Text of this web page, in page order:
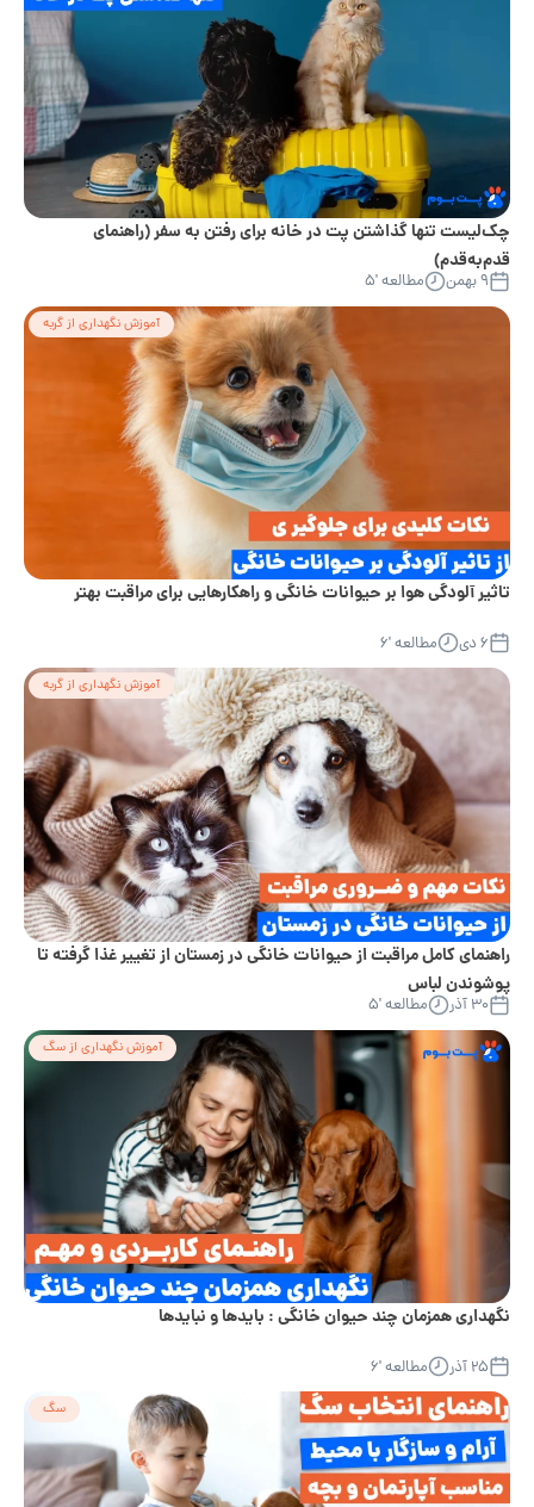
چک‌لیست تنها گذاشتن پت در خانه برای رفتن به سفر (راهنمای
قدم‌به‌قدم)
۹ بهمن مطالعه '۵
آموزش نگهداری از گربه
تاثیر آلودگی هوا بر حیوانات خانگی و راهکارهایی برای مراقبت بهتر
۶ دی مطالعه '۶
آموزش نگهداری از گربه
راهنمای کامل مراقبت از حیوانات خانگی در زمستان از تغییر غذا گرفته تا
پوشوندن لباس
۳۰ آذر مطالعه '۵
آموزش نگهداری از سگ
نگهداری همزمان چند حیوان خانگی : بایدها و نبایدها
۲۵ آذر مطالعه '۶
سگ